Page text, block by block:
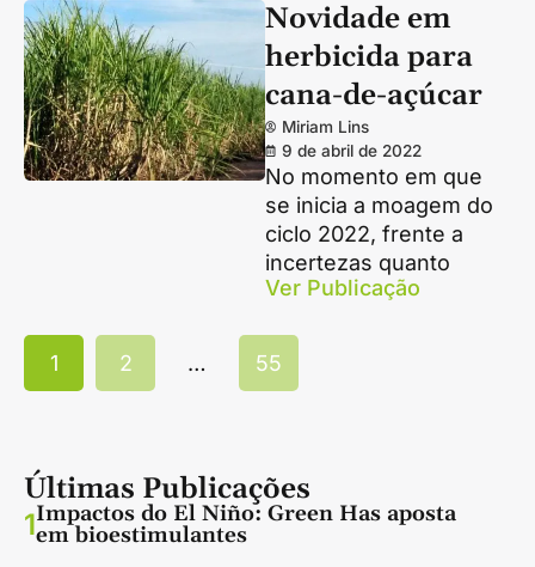
Novidade em
herbicida para
cana-de-açúcar
Miriam Lins
9 de abril de 2022
No momento em que
se inicia a moagem do
ciclo 2022, frente a
incertezas quanto
Ver Publicação
1 2 … 55
Últimas Publicações
1Impactos do El Niño: Green Has aposta
em bioestimulantes